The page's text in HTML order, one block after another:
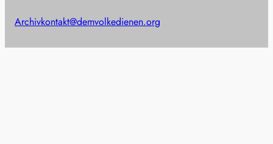
Archivkontakt@demvolkedienen.org